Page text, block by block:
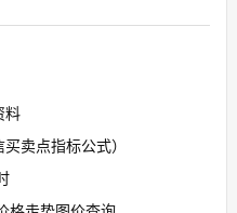
料
卖点指标公式）